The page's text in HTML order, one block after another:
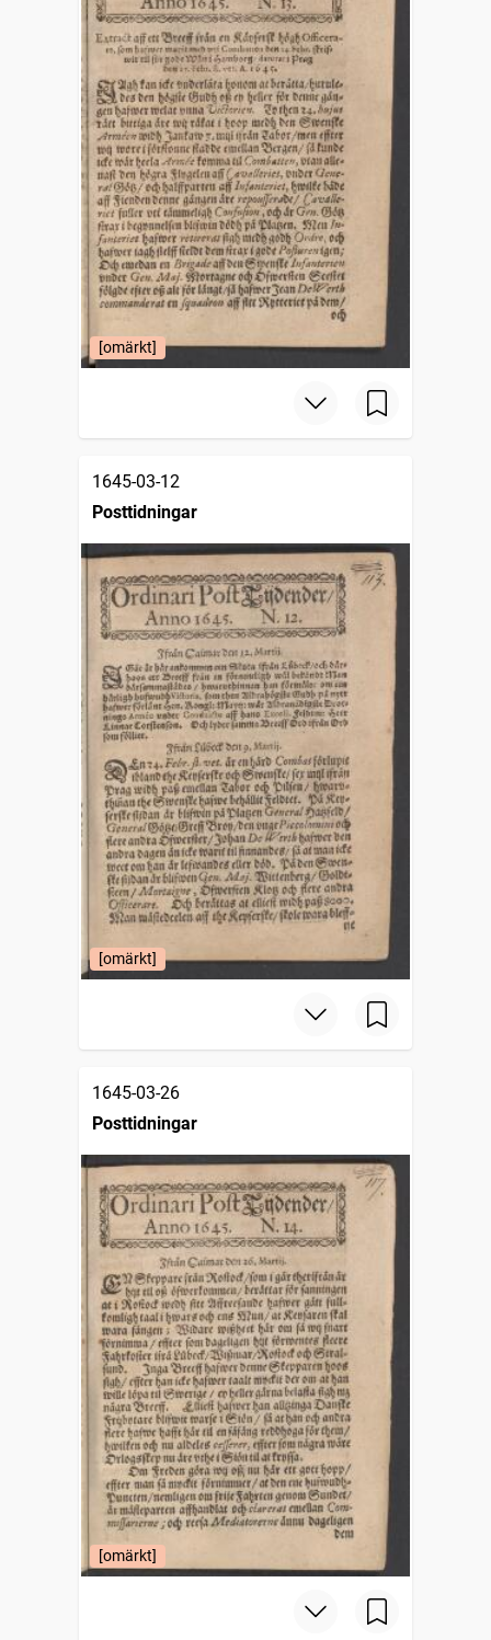
[omärkt]
1645-03-12
Posttidningar
[omärkt]
1645-03-26
Posttidningar
[omärkt]